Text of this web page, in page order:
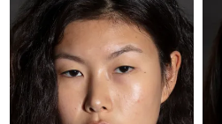
Filipiny
Polska